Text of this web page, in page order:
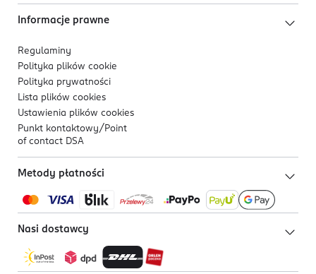
Informacje prawne
Regulaminy
Polityka plików cookie
Polityka prywatności
Lista plików cookies
Ustawienia plików cookies
Punkt kontaktowy/ Point
of contact DSA
Metody płatności
Nasi dostawcy